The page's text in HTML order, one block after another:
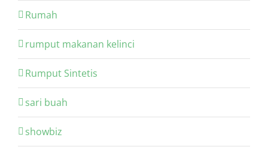
Rumah
rumput makanan kelinci
Rumput Sintetis
sari buah
showbiz